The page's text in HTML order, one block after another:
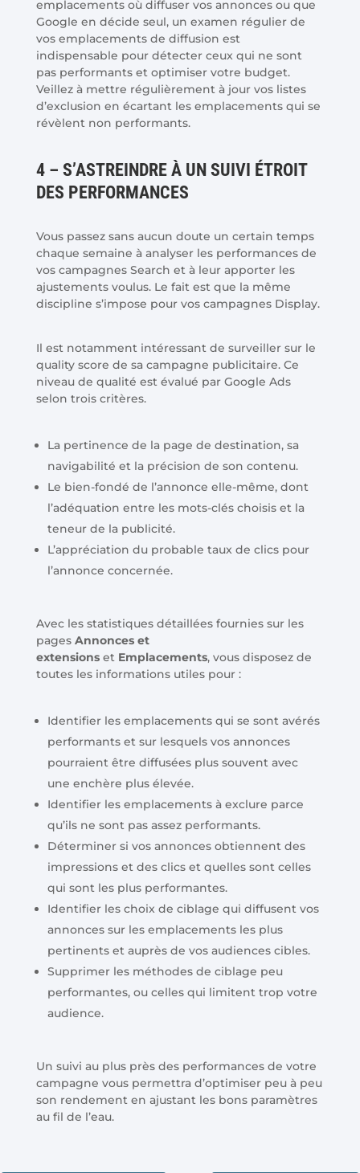
emplacements où diffuser vos annonces ou que
Google en décide seul, un examen régulier de
vos emplacements de diffusion est
indispensable pour détecter ceux qui ne sont
pas performants et optimiser votre budget.
Veillez à mettre régulièrement à jour vos listes
d’exclusion en écartant les emplacements qui se
révèlent non performants.
4 – S’ASTREINDRE À UN SUIVI ÉTROIT
DES PERFORMANCES
Vous passez sans aucun doute un certain temps
chaque semaine à analyser les performances de
vos campagnes Search et à leur apporter les
ajustements voulus. Le fait est que la même
discipline s’impose pour vos campagnes Display.
Il est notamment intéressant de surveiller sur le
quality score de sa campagne publicitaire. Ce
niveau de qualité est évalué par Google Ads
selon trois critères.
La pertinence de la page de destination, sa
navigabilité et la précision de son contenu.
Le bien-fondé de l’annonce elle-même, dont
l’adéquation entre les mots-clés choisis et la
teneur de la publicité.
L’appréciation du probable taux de clics pour
l’annonce concernée.
Avec les statistiques détaillées fournies sur les
pages Annonces et
extensionset Emplacements, vous disposez de
toutes les informations utiles pour :
Identifier les emplacements qui se sont avérés
performants et sur lesquels vos annonces
pourraient être diffusées plus souvent avec
une enchère plus élevée.
Identifier les emplacements à exclure parce
qu’ils ne sont pas assez performants.
Déterminer si vos annonces obtiennent des
impressions et des clics et quelles sont celles
qui sont les plus performantes.
Identifier les choix de ciblage qui diffusent vos
annonces sur les emplacements les plus
pertinents et auprès de vos audiences cibles.
Supprimer les méthodes de ciblage peu
performantes, ou celles qui limitent trop votre
audience.
Un suivi au plus près des performances de votre
campagne vous permettra d’optimiser peu à peu
son rendement en ajustant les bons paramètres
au fil de l’eau.